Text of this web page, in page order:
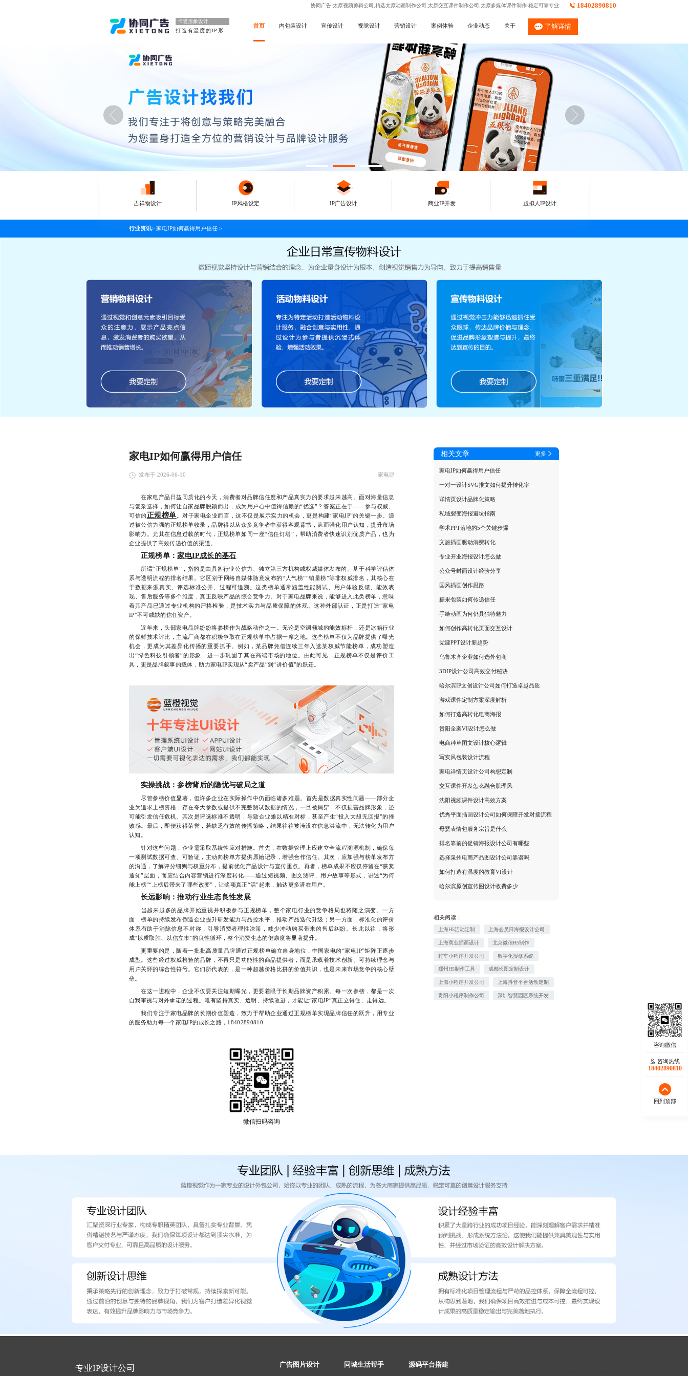
协同广告-太原视频剪辑公司,精选太原动画制作公司,太原交互课件制作公司,太原多媒体课件制作-稳定可靠专业 18402890810
卡通形象设计
首页 内包装设计 宣传设计 视觉设计 营销设计 案例体验 企业动态 关于 了解详情
吉祥物设计 IP风格设定 IP广告设计 商业IP开发 虚拟人IP设计
行业资讯> 家电IP如何赢得用户信任 >
家电IP如何赢得用户信任
发布于 2026-06-10 家电IP
在家电产品日益同质化的今天，消费者对品牌信任度和产品真实力的要求越来越高。面对海量信息
与复杂选择，如何让自家品牌脱颖而出，成为用户心中值得信赖的“优选”？答案正在于——参与权威、
可信的正规榜单 。对于家电企业而言，这不仅是展示实力的机会，更是构建“家电IP”的关键一步。通
过被公信力强的正规榜单收录，品牌得以从众多竞争者中获得客观背书，从而强化用户认知，提升市场
影响力。尤其在信息过载的时代，正规榜单如同一座“信任灯塔”，帮助消费者快速识别优质产品，也为
企业提供了高效传递价值的渠道。
正规榜单：家电IP成长的基石
所谓“正规榜单”，指的是由具备行业公信力、独立第三方机构或权威媒体发布的、基于科学评估体
系与透明流程的排名结果。它区别于网络自媒体随意发布的“人气榜”“销量榜”等非权威排名，其核心在
于数据来源真实、评选标准公开、过程可追溯。这类榜单通常涵盖性能测试、用户体验反馈、能效表
现、售后服务等多个维度，真正反映产品的综合竞争力。对于家电品牌来说，能够进入此类榜单，意味
着其产品已通过专业机构的严格检验，是技术实力与品质保障的体现。这种外部认证，正是打造“家电
IP”不可或缺的信任资产。
近年来，头部家电品牌纷纷将参榜作为战略动作之一。无论是空调领域的能效标杆，还是冰箱行业
的保鲜技术评比，主流厂商都在积极争取在正规榜单中占据一席之地。这些榜单不仅为品牌提供了曝光
机会，更成为其差异化传播的重要抓手。例如，某品牌凭借连续三年入选某权威节能榜单，成功塑造
出“绿色科技引领者”的形象，进一步巩固了其在高端市场的地位。由此可见，正规榜单不仅是评价工
具，更是品牌叙事的载体，助力家电IP实现从“卖产品”到“讲价值”的跃迁。
实操挑战：参榜背后的隐忧与破局之道
尽管参榜价值显著，但许多企业在实际操作中仍面临诸多难题。首先是数据真实性问题——部分企
业为追求上榜资格，存在夸大参数或提供不完整测试数据的情况，一旦被揭穿，不仅损害品牌形象，还
可能引发信任危机。其次是评选标准不透明，导致企业难以精准对标，甚至产生“投入大却无回报”的挫
败感。最后，即便获得荣誉，若缺乏有效的传播策略，结果往往被淹没在信息洪流中，无法转化为用户
认知。
针对这些问题，企业需采取系统性应对措施。首先，在数据管理上应建立全流程溯源机制，确保每
一项测试数据可查、可验证，主动向榜单方提供原始记录，增强合作信任。其次，应加强与榜单发布方
的沟通，了解评分细则与权重分布，提前优化产品设计与宣传重点。再者，榜单成果不应仅停留在“获奖
通知”层面，而应结合内容营销进行深度转化——通过短视频、图文测评、用户故事等形式，讲述“为何
能上榜”“上榜后带来了哪些改变”，让奖项真正“活”起来，触达更多潜在用户。
长远影响：推动行业生态良性发展
当越来越多的品牌开始重视并积极参与正规榜单，整个家电行业的竞争格局也将随之演变。一方
面，榜单的持续发布倒逼企业提升研发能力与品控水平，推动产品迭代升级；另一方面，标准化的评价
体系有助于消除信息不对称，引导消费者理性决策，减少冲动购买带来的售后纠纷。长此以往，将形
成“以质取胜、以信立市”的良性循环，整个消费生态的健康度将显著提升。
更重要的是，随着一批批高质量品牌通过正规榜单确立自身地位，中国家电的“家电IP”矩阵正逐步
成型。这些经过权威检验的品牌，不再只是功能性的商品提供者，而是承载着技术创新、可持续理念与
用户关怀的综合性符号。它们所代表的，是一种超越价格比拼的价值共识，也是未来市场竞争的核心壁
垒。
在这一进程中，企业不仅要关注短期曝光，更要着眼于长期品牌资产积累。每一次参榜，都是一次
自我审视与对外承诺的过程。唯有坚持真实、透明、持续改进，才能让“家电IP”真正立得住、走得远。
我们专注于家电品牌的长期价值塑造，致力于帮助企业通过正规榜单实现品牌信任的跃升，用专业
的服务助力每一个家电IP的成长之路，18402890810
微信扫码咨询
相关文章 更多
家电IP如何赢得用户信任
一对一设计SVG推文如何提升转化率
详情页设计品牌化策略
私域裂变海报避坑指南
学术PPT落地的5个关键步骤
文旅插画驱动消费转化
专业开业海报设计怎么做
公众号封面设计经验分享
国风插画创作思路
糖果包装如何传递信任
手绘动画为何仍具独特魅力
如何创作高转化页面交互设计
党建PPT设计新趋势
乌鲁木齐企业如何选外包商
3DIP设计公司高效交付秘诀
哈尔滨IP文创设计公司如何打造卓越品质
游戏课件定制方案深度解析
如何打造高转化电商海报
贵阳全案VI设计怎么做
电商种草图文设计核心逻辑
写实风包装设计流程
家电详情页设计公司构想定制
交互课件开发怎么融合肌理风
沈阳视频课件设计高效方案
优秀平面插画设计公司如何保障开发对接流程
母婴表情包服务宗旨是什么
排名靠前的促销海报设计公司有哪些
选择泉州电商产品图设计公司靠谱吗
如何打造有温度的教育VI设计
哈尔滨原创宣传图设计收费多少
相关阅读：
上海H5活动定制 上海会员日海报设计公司
上海商业插画设计 北京微信H5制作
打车小程序开发公司 数字化报修系统
郑州H5制作工具 成都长图定制设计
上海小程序开发公司 上海抖音平台活动定制
贵阳小程序制作公司 深圳智慧园区系统开发
咨询热线
18402890810
回到顶部
专业IP设计公司 广告图片设计 同城生活帮手 源码平台搭建